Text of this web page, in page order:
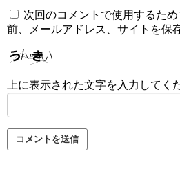
次回のコメントで使用するた
前、メールアドレス、サイトを保
上に表示された文字を入力してく